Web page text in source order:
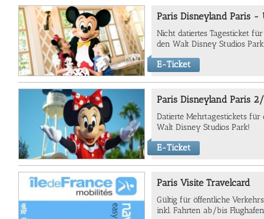
Paris Disneyland Paris -
Nicht datiertes Tagesticket
den Walt Disney Studios
E-Ticket
Paris Disneyland Paris
Datierte Mehrtagestickets
Walt Disney Studios Park!
E-Ticket
Paris Visite Travelcard
Gültig für öffentliche
inkl. Fahrten ab/bis